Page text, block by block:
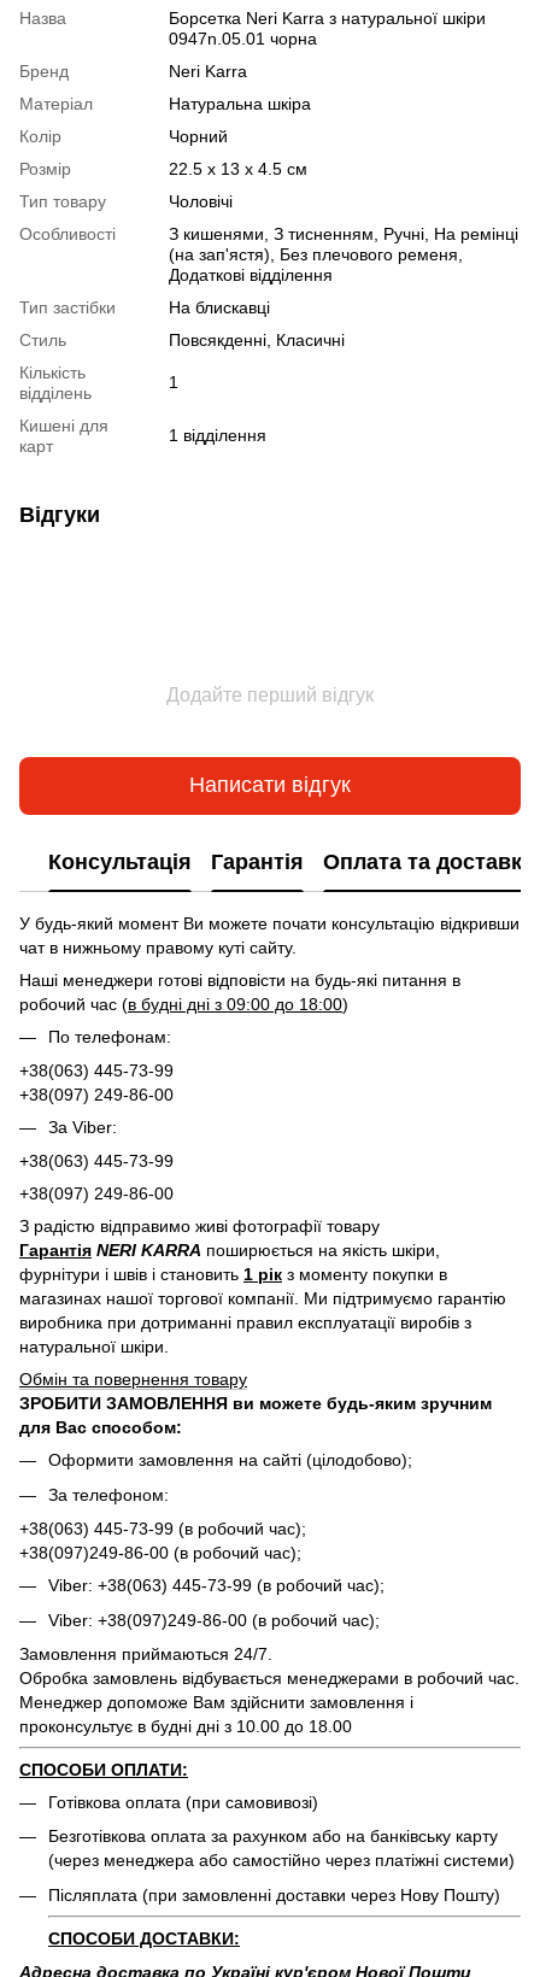
Назва
Борсетка Neri Karra з натуральної шкіри
0947n.05.01 чорна
Бренд
Neri Karra
Матеріал
Натуральна шкіра
Колір
Чорний
Розмір
22.5 x 13 x 4.5 см
Тип товару
Чоловічі
Особливості
З кишенями, З тисненням, Ручні, На ремінці
(на зап'ястя), Без плечового ременя,
Додаткові відділення
Тип застібки
На блискавці
Стиль
Повсякденні, Класичні
Кількість
відділень
1
Кишені для
карт
1 відділення
Відгуки
Додайте перший відгук
Написати відгук
Консультація Гарантія Оплата та доставка
У будь-який момент Ви можете почати консультацію відкривши
чат в нижньому правому куті сайту.
Наші менеджери готові відповісти на будь-які питання в
робочий час (в будні дні з 09:00 до 18:00)
По телефонам:
+38(063) 445-73-99
+38(097) 249-86-00
За Viber:
+38(063) 445-73-99
+38(097) 249-86-00
З радістю відправимо живі фотографії товару
Гарантія NERI KARRA поширюється на якість шкіри,
фурнітури і швів і становить 1 рік з моменту покупки в
магазинах нашої торгової компанії. Ми підтримуємо гарантію
виробника при дотриманні правил експлуатації виробів з
натуральної шкіри.
Обмін та повернення товару
ЗРОБИТИ ЗАМОВЛЕННЯ ви можете будь-яким зручним
для Вас способом:
Оформити замовлення на сайті (цілодобово);
За телефоном:
+38(063) 445-73-99 (в робочий час);
+38(097)249-86-00 (в робочий час);
Viber: +38(063) 445-73-99 (в робочий час);
Viber: +38(097)249-86-00 (в робочий час);
Замовлення приймаються 24/7.
Обробка замовлень відбувається менеджерами в робочий час.
Менеджер допоможе Вам здійснити замовлення і
проконсультує в будні дні з 10.00 до 18.00
СПОСОБИ ОПЛАТИ:
Готівкова оплата (при самовивозі)
Безготівкова оплата за рахунком або на банківську карту
(через менеджера або самостійно через платіжні системи)
Післяплата (при замовленні доставки через Нову Пошту)
СПОСОБИ ДОСТАВКИ:
Адресна доставка по Україні кур'єром Нової Пошти